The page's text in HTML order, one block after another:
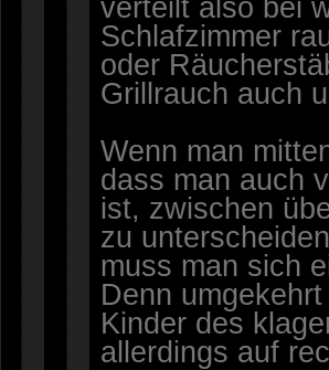
verteilt also bei
Schlafzimmer
oder
Grillrauch auch
Wenn man
dass man auch
ist, zwischen
zu
muss man sich
Denn
Kinder des
allerdings auf